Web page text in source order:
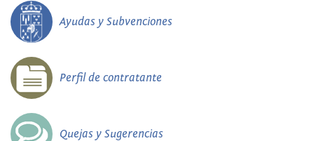
Ayudas y Subvenciones
Perfil de contratante
Quejas y Sugerencias